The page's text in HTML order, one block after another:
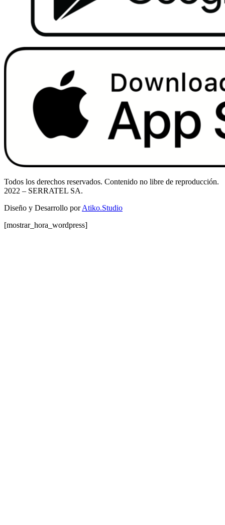
Todos los derechos reservados. Contenido no libre de reproducción.
2022 – SERRATEL SA.
Diseño y Desarrollo porAtiko.Studio
[mostrar_hora_wordpress]